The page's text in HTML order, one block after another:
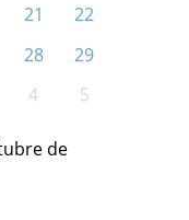
21
22
28
29
4 5
de